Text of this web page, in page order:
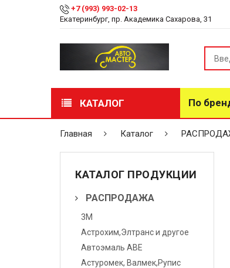
+7 (993) 993-02-13
Екатеринбург, пр. Академика Сахарова, 31
КАТАЛОГ По
РАСПРОДАЖА
Лакокрасочные
материалы
Инструмент
Оборудование
Главная Каталог
КАТАЛОГ ПРОДУКЦИИ
РАСПРОДАЖА
3М
Астрохим,Элтранс и другое
Автоэмаль АВЕ
Астуромек, Валмек,Рупис